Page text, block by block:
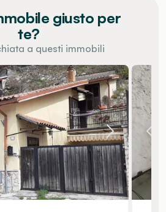
giusto per
te?
a questi immobili